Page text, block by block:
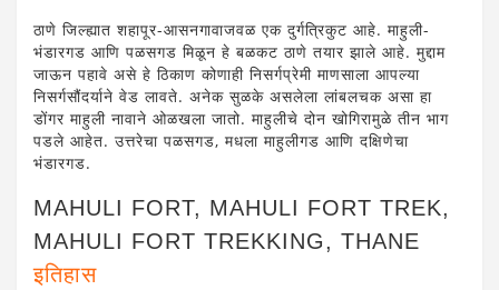
ठाणे जिल्ह्यात शहापूर-आसनगावाजवळ एक दुर्गत्रिकुट आहे. माहुली-
भंडारगड आणि पळसगड मिळून हे बळकट ठाणे तयार झाले आहे. मुद्दाम
जाऊन पहावे असे हे ठिकाण कोणाही निसर्गप्रेमी माणसाला आपल्या
निसर्गसौंदर्याने वेड लावते. अनेक सुळके असलेला लांबलचक असा हा
डोंगर माहुली नावाने ओळखला जातो. माहुलीचे दोन खोगिरामुळे तीन भाग
पडले आहेत. उत्तरेचा पळसगड, मधला माहुलीगड आणि दक्षिणेचा
भंडारगड.
MAHULI FORT, MAHULI FORT TREK,
MAHULI FORT TREKKING, THANE
इतिहास